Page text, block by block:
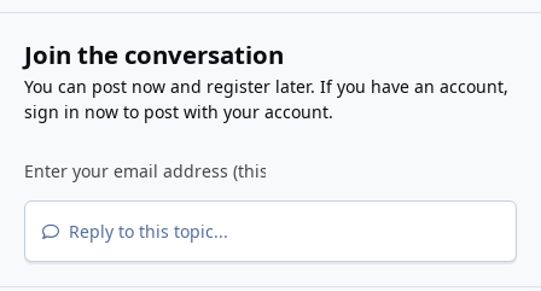
Join the conversation
You can post now and register later. If you have an account,
sign in nowto post with your account.
Reply to this topic...